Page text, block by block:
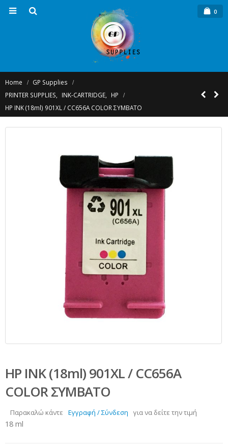
0
Home
GP Supplies
PRINTER SUPPLIES
INK-CARTRIDGE
HP
HP INK (18ml) 901XL / CC656A COLOR ΣΥΜΒΑΤΟ
HP INK (18ml) 901XL / CC656A
COLOR ΣΥΜΒΑΤΟ
Παρακαλώ κάντε Εγγραφή / Σύνδεση για να δείτε την τιμή
18 ml